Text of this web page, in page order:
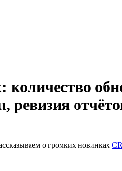
количество
ревизия
о громких новинках